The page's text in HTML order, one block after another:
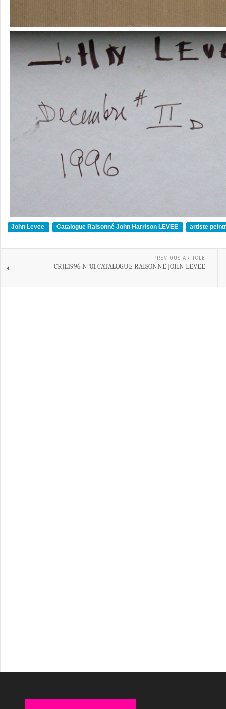
John Levee Catalogue Raisonné John Harrison LEVEE artiste
PREVIOUS ARTICLE
CRJL1996 N°01 CATALOGUE RAISONNE JOHN LEVEE